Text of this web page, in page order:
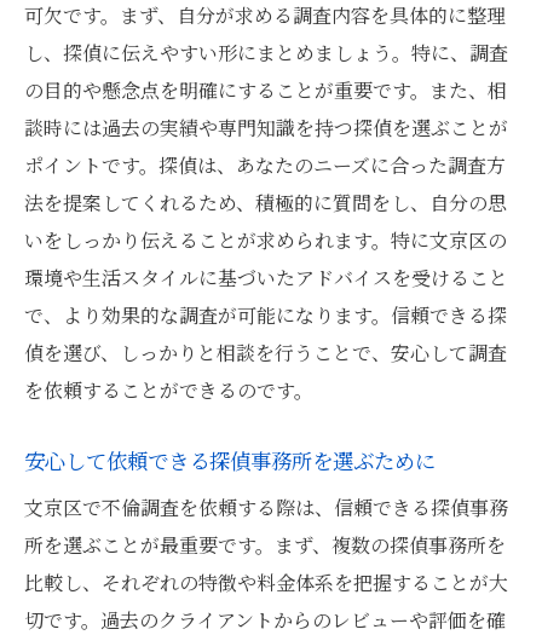
可欠です。まず、自分が求める調査内容を具体的に整理
し、探偵に伝えやすい形にまとめましょう。特に、調査
の目的や懸念点を明確にすることが重要です。また、相
談時には過去の実績や専門知識を持つ探偵を選ぶことが
ポイントです。探偵は、あなたのニーズに合った調査方
法を提案してくれるため、積極的に質問をし、自分の思
いをしっかり伝えることが求められます。特に文京区の
環境や生活スタイルに基づいたアドバイスを受けること
で、より効果的な調査が可能になります。信頼できる探
偵を選び、しっかりと相談を行うことで、安心して調査
を依頼することができるのです。
安心して依頼できる探偵事務所を選ぶために
文京区で不倫調査を依頼する際は、信頼できる探偵事務
所を選ぶことが最重要です。まず、複数の探偵事務所を
比較し、それぞれの特徴や料金体系を把握することが大
切です。過去のクライアントからのレビューや評価を確